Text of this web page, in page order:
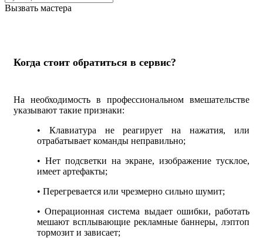
Вызвать мастера
Когда стоит обратиться в сервис?
На необходимость в профессиональном вмешательстве
указывают такие признаки:
• Клавиатура не реагирует на нажатия, или
отрабатывает команды неправильно;
• Нет подсветки на экране, изображение тусклое,
имеет артефакты;
• Перегревается или чрезмерно сильно шумит;
• Операционная система выдает ошибки, работать
мешают всплывающие рекламные баннеры, лэптоп
тормозит и зависает;